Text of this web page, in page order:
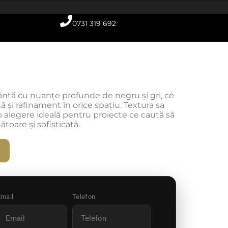
0731 319 692
cu nuanțe profunde de negru și gri, ce
și rafinament în orice spațiu. Textura sa
ideală pentru proiecte ce caută să
și sofisticată.
Telefon